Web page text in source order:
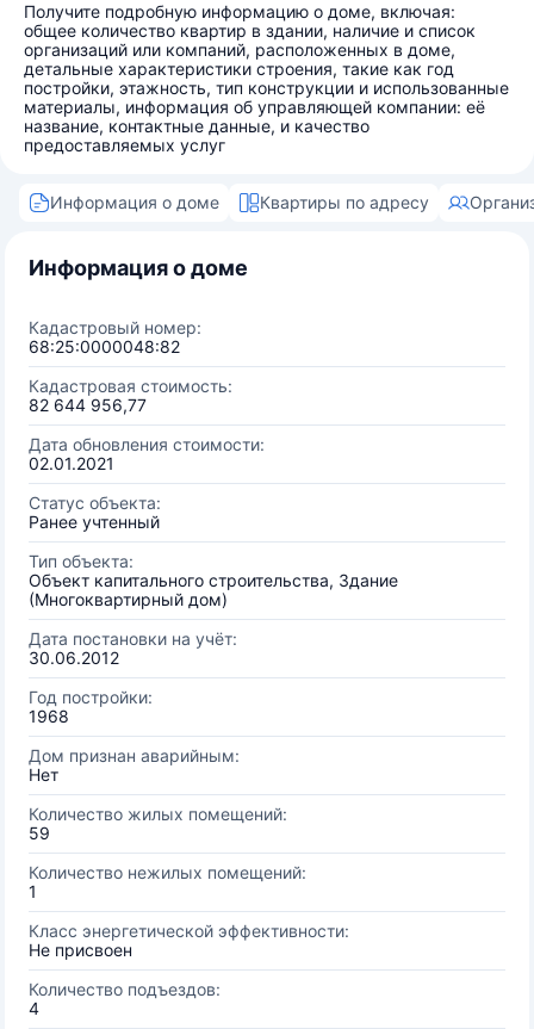
Получите подробную информацию о доме, включая:
общее количество квартир в здании, наличие и список
организаций или компаний, расположенных в доме,
детальные характеристики строения, такие как год
постройки, этажность, тип конструкции и использованные
материалы, информация об управляющей компании: её
название, контактные данные, и качество
предоставляемых услуг
Информация о доме Квартиры по адресу
Информация о доме
Кадастровый номер:
68:25:0000048:82
Кадастровая стоимость:
82 644 956,77
Дата обновления стоимости:
02.01.2021
Статус объекта:
Ранее учтенный
Тип объекта:
Объект капитального строительства, Здание
(Многоквартирный дом)
Дата постановки на учёт:
30.06.2012
Год постройки:
1968
Дом признан аварийным:
Нет
Количество жилых помещений:
59
Количество нежилых помещений:
1
Класс энергетической эффективности:
Не присвоен
Количество подъездов:
4